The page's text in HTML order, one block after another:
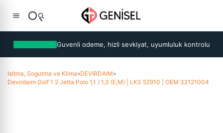
Guvenli odeme, hizli sevkiyat, uyumluluk kontrolu
Isitma, Sogutma ve Klima»DEVIRDAIM»
Devirdaim Golf 1 2 Jetta Polo 1,1 / 1,3 (E,M) | LKS 52910 | OEM 32121004